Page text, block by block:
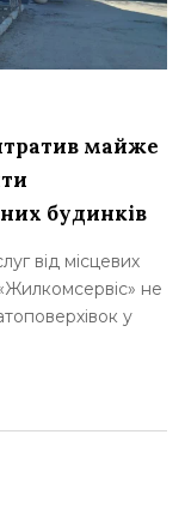
майже
будинків
від місцевих
не
у